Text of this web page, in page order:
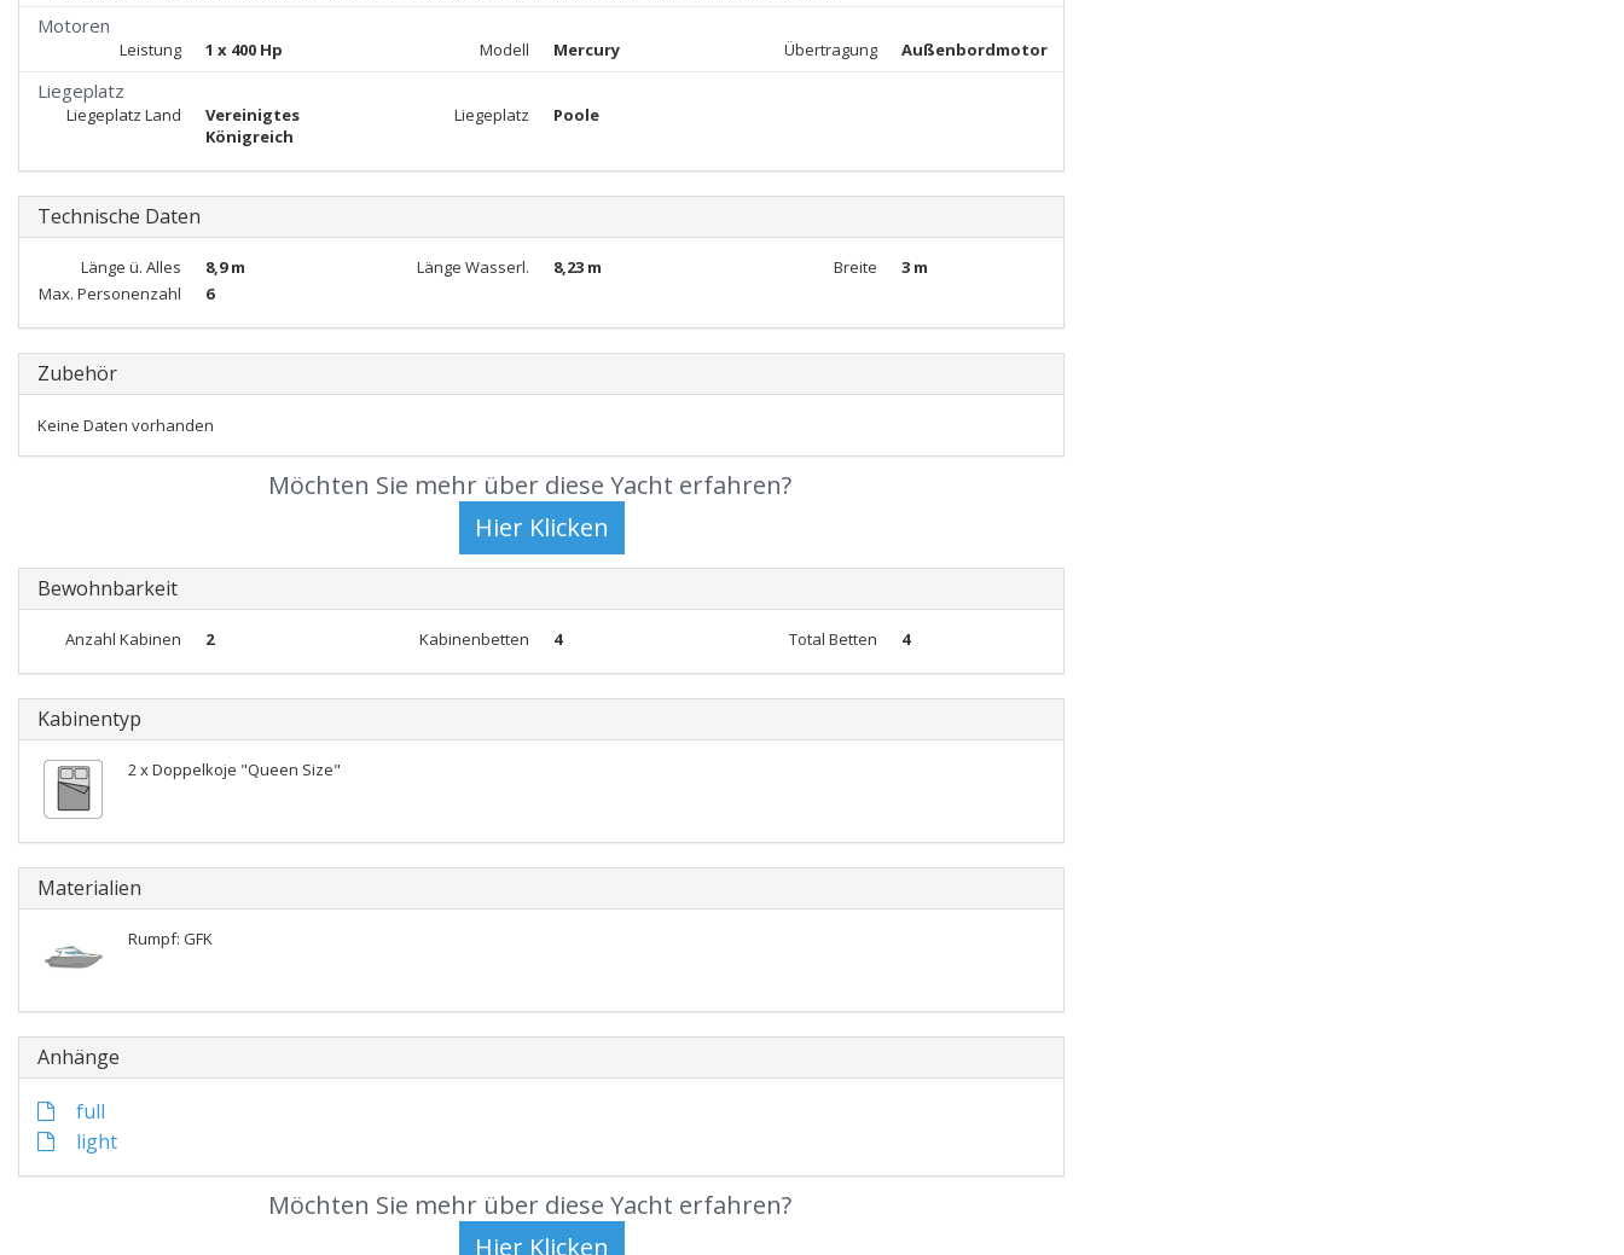
Motoren
Leistung 1 x 400 Hp Modell Mercury Übertragung Außenbordmotor
Liegeplatz
Liegeplatz Land
Vereinigtes
Königreich
Liegeplatz Poole
Technische Daten
Länge ü. Alles 8,9 m Länge Wasserl. 8,23 m Breite
3 m
Max. Personenzahl
6
Zubehör
Keine Daten vorhanden
Möchten Sie mehr über diese Yacht erfahren?
Bewohnbarkeit
Anzahl Kabinen 2 Kabinenbetten 4 Total Betten 4
Kabinentyp
2 x Doppelkoje "Queen Size"
Materialien
Rumpf: GFK
Anhänge
full
light
Möchten Sie mehr über diese Yacht erfahren?